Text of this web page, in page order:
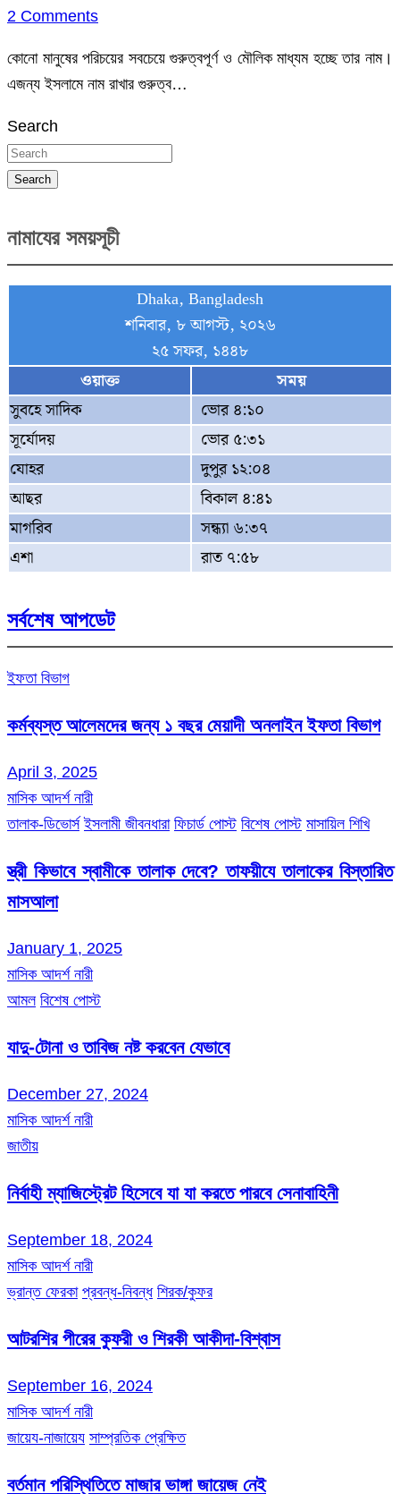
2 Comments
কোনো মানুষের পরিচয়ের সবচেয়ে গুরুত্বপূর্ণ ও মৌলিক মাধ্যম হচ্ছে তার নাম।
এজন্য ইসলামে নাম রাখার গুরুত্ব…
Search
Search
নামাযের সময়সূচী
Dhaka, Bangladesh
শনিবার, ৮ আগস্ট, ২০২৬
২৫ সফর, ১৪৪৮
ওয়াক্ত
সময়
সুবহে সাদিক
ভোর ৪:১০
সূর্যোদয়
ভোর ৫:৩১
যোহর
দুপুর ১২:০৪
আছর
বিকাল ৪:৪১
মাগরিব
সন্ধ্যা ৬:৩৭
এশা
রাত ৭:৫৮
সর্বশেষ আপডেট
ইফতা বিভাগ
কর্মব্যস্ত আলেমদের জন্য ১ বছর মেয়াদী অনলাইন ইফতা বিভাগ
April 3, 2025
মাসিক আদর্শ নারী
তালাক-ডিভোর্স ইসলামী জীবনধারা ফিচার্ড পোস্ট বিশেষ পোস্ট মাসায়িল শিখি
স্ত্রী কিভাবে স্বামীকে তালাক দেবে? তাফয়ীযে তালাকের বিস্তারিত
মাসআলা
January 1, 2025
মাসিক আদর্শ নারী
আমল বিশেষ পোস্ট
যাদু-টোনা ও তাবিজ নষ্ট করবেন যেভাবে
December 27, 2024
মাসিক আদর্শ নারী
জাতীয়
নির্বাহী ম্যাজিস্ট্রেট হিসেবে যা যা করতে পারবে সেনাবাহিনী
September 18, 2024
মাসিক আদর্শ নারী
ভ্রান্ত ফেরকা প্রবন্ধ-নিবন্ধ শিরক/কুফর
আটরশির পীরের কুফরী ও শিরকী আকীদা-বিশ্বাস
September 16, 2024
মাসিক আদর্শ নারী
জায়েয-নাজায়েয সাম্প্রতিক প্রেক্ষিত
বর্তমান পরিস্থিতিতে মাজার ভাঙ্গা জায়েজ নেই